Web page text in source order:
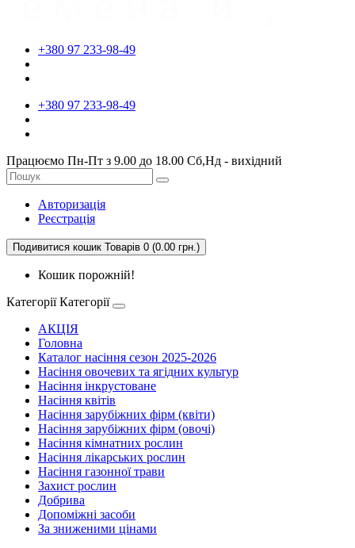
+380 97 233-98-49
+380 97 233-98-49
Працюємо Пн-Пт з 9.00 до 18.00 Сб,Нд - вихідний
Авторизація
Реєстрація
Подивитися кошик Товарів 0 (0.00 грн.)
Кошик порожній!
Категорії Категорії
АКЦІЯ
Головна
Каталог насіння сезон 2025-2026
Насіння овочевих та ягідних культур
Насіння інкрустоване
Насіння квітів
Насіння зарубіжних фірм (квіти)
Насіння зарубіжних фірм (овочі)
Насіння кімнатних рослин
Насіння лікарських рослин
Насіння газонної трави
Захист рослин
Добрива
Допоміжні засоби
За зниженими цінами